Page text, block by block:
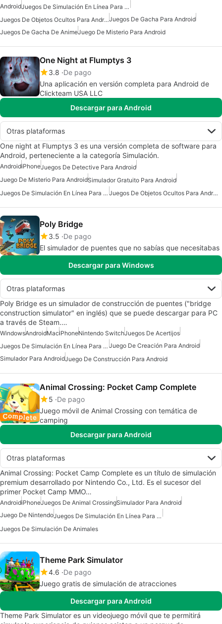
Android
Juegos De Simulación En Línea Para Android
Juegos De Objetos Ocultos Para AndroidJuegos De Gacha Para Android
Juegos De Gacha De AnimeJuego De Misterio Para Android
One Night at Flumptys 3
3.8 De pago
Una aplicación en versión completa para Android de
Clickteam USA LLC
Descargar para Android
Otras plataformas
One night at Flumptys 3 es una versión completa de software para
Android, perteneciente a la categoría Simulación.
AndroidiPhoneJuegos De Detective Para Android
Juego De Misterio Para AndroidSimulador Gratuito Para Android
Juegos De Simulación En Línea Para Android
Juegos De Objetos Ocultos Para Android
Poly Bridge
3.5 De pago
El simulador de puentes que no sabías que necesitabas
Descargar para Windows
Otras plataformas
Poly Bridge es un simulador de construcción de puentes ("bridge
construction simulator" en inglés) que se puede descargar para PC
a través de Steam.…
WindowsAndroidMaciPhoneNintendo SwitchJuegos De Acertijos
Juegos De Simulación En Línea Para Android Juego De Creación Para Android
Simulador Para AndroidJuego De Construcción Para Android
Animal Crossing: Pocket Camp Complete
5 De pago
Juego móvil de Animal Crossing con temática de
camping
Descargar para Android
Otras plataformas
Animal Crossing: Pocket Camp Complete es un título de simulación
premium desarrollado por Nintendo Co., Ltd. Es el sucesor del
primer Pocket Camp MMO…
AndroidiPhoneJuegos De Animal CrossingSimulador Para Android
Juego De Nintendo
Juegos De Simulación En Línea Para Android
Juegos De Simulación De Animales
Theme Park Simulator
4.6 De pago
Juego gratis de simulación de atracciones
Descargar para Android
Theme Park Simulator es un videojuego móvil que te permitirá